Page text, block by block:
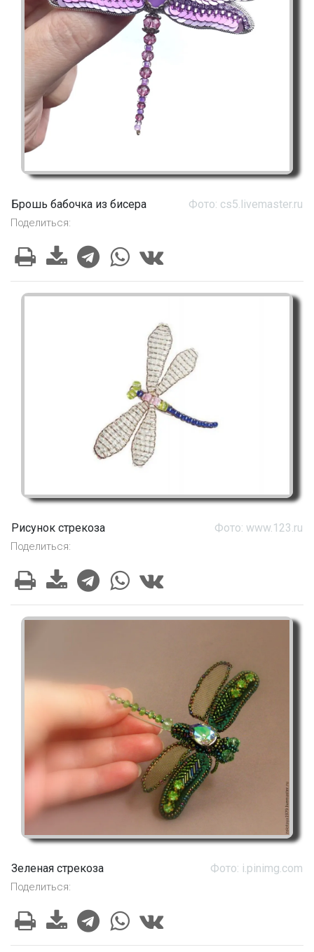
Брошь бабочка из бисера Фото: cs5.livemaster.ru
Поделиться:
Рисунок стрекоза Фото: www.123.ru
Поделиться:
Зеленая стрекоза Фото: i.pinimg.com
Поделиться: